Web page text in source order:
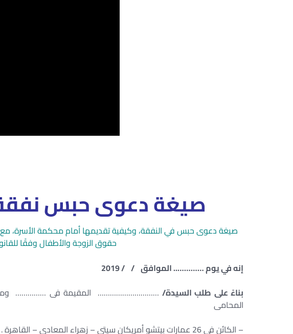
صيغة دعوى حبس
صيغة دعوى حبس في النفقة، وكيفية تقديمها أمام محكمة الأسرة، مع
حقوق الزوجة والأطفال وفقًا
إنه في يوم ………….. الموافق / / 2019
بناءً على طلب السيدة/ ………………………… المقيمة فى ……………
المحامى
– الكائن فى 26 عمارات بيتشو أمريكان سيتى – زهراء المعادى – القاهرة .